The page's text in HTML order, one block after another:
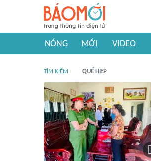
NÓNG MỚI VIDEO
TÌM KIẾM QUẾ HIỆP